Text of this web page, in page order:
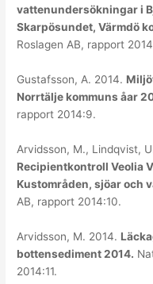
vattenundersökningar i
Skarpösundet, Värmdö
Roslagen AB, rapport
Gustafsson, A. 2014.
Norrtälje kommuns åar
rapport 2014:9.
Arvidsson, M., Lindqvist,
Recipientkontroll Veolia
Kustområden, sjöar och
AB, rapport 2014:10.
Arvidsson, M. 2014.
bottensediment 2014.
2014:11.